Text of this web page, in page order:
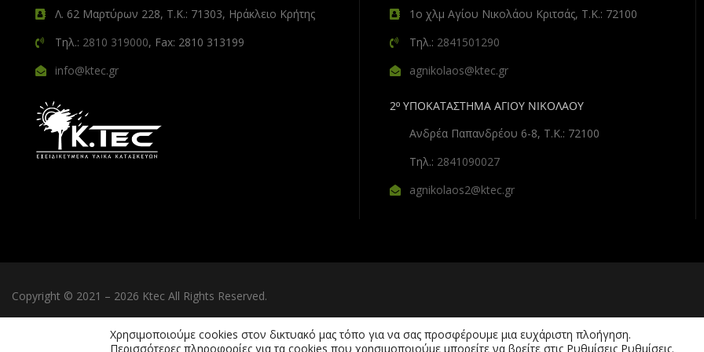
Λ. 62 Μαρτύρων 228, Τ.Κ.: 71303, Ηράκλειο Κρήτης
Τηλ.: 2810 319000, Fax: 2810 313199
info@ktec.gr
1ο χλμ Αγίου Νικολάου Κριτσάς, Τ.Κ.: 72100
Τηλ.: 2841501290
agnikolaos@ktec.gr
2º ΥΠΟΚΑΤΑΣΤΗΜΑ ΑΓΙΟΥ ΝΙΚΟΛΑΟΥ
Ανδρέα Παπανδρέου 6-8, Τ.Κ.: 72100
Τηλ.: 2841090027
agnikolaos2@ktec.gr
Copyright © 2021 – 2026 Ktec All Rights Reserved.
Χρησιμοποιούμε cookies στον δικτυακό μας τόπο για να σας προσφέρουμε μια ευχάριστη πλοήγηση.
Περισσότερες πληροφορίες για τα cookies που χρησιμοποιούμε μπορείτε να βρείτε στις Ρυθμίσεις Ρυθμίσεις.